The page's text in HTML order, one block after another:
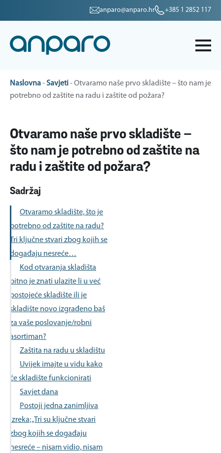
anparo@anparo.hr +385 1 2852 117
Naslovna-Savjeti-Otvaramo naše prvo skladište – što nam je
potrebno od zaštite na radu i zaštite od požara?
Otvaramo naše prvo skladište –
što nam je potrebno od zaštite na
radu i zaštite od požara?
Sadržaj
Otvaramo skladište, što je
potrebno od zaštite na radu?
Tri ključne stvari zbog kojih se
događaju nesreće…
Kod otvaranja skladišta
bitno je znati ulazite li u već
postojeće skladište ili je
skladište novo izgrađeno baš
za vaše poslovanje/robni
asortiman?
Zaštita na radu u skladištu
Uvijek imajte u vidu kako
će skladište funkcionirati
Savjet dana
Postoji jedna zanimljiva
izreka; „Tri su ključne stvari
zbog kojih se događaju
nesreće – nisam vidio, nisam